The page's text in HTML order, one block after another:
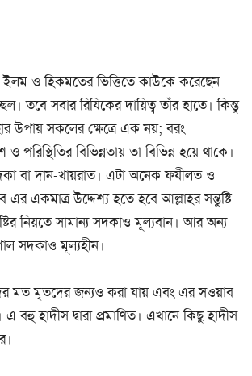
ও হিকমতের ভিত্তিতে কাউকে করেছেন
তবে সবার রিযিকের দায়িত্ব তাঁর হাতে। কিন্তু
উপায় সকলের ক্ষেত্রে এক নয়; বরং
পরিস্থিতির বিভিন্নতায় তা বিভিন্ন হয়ে থাকে।
বা দান-খায়রাত। এটা অনেক ফযীলত ও
একমাত্র উদ্দেশ্য হতে হবে আল্লাহর সন্তুষ্টি
নিয়তে সামান্য সদকাও মূল্যবান। আর অন্য
সদকাও মূল্যহীন।
মত মৃতদের জন্যও করা যায় এবং এর সওয়াব
বহু হাদীস দ্বারা প্রমাণিত। এখানে কিছু হাদীস